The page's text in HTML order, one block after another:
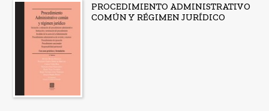
PROCEDIMIENTO ADMINISTRATIVO
COMÚN Y RÉGIMEN JURÍDICO